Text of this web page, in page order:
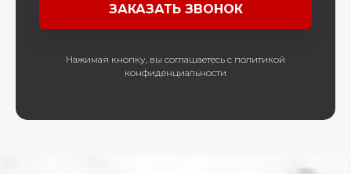
ЗАКАЗАТЬ ЗВОНОК
Нажимая кнопку, вы соглашаетесь с политикой
конфиденциальности